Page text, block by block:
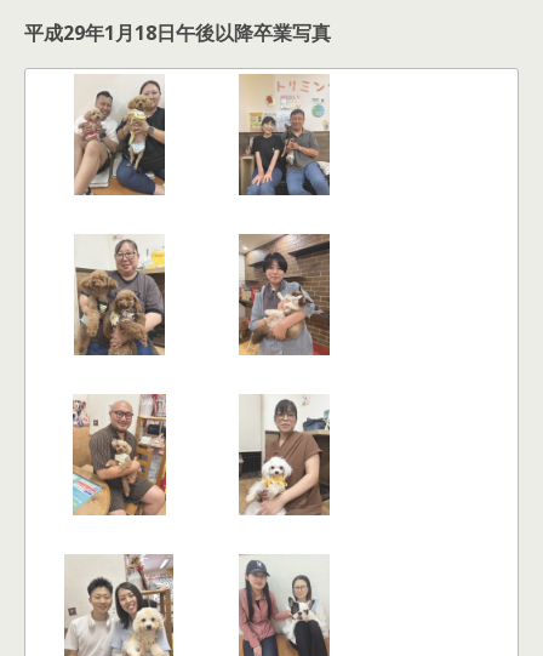
平成29年1月18日午後以降卒業写真